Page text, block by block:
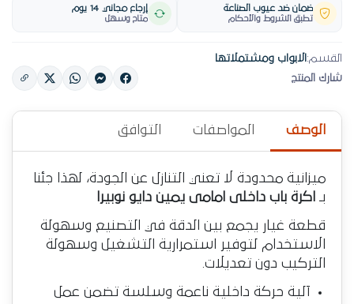
ضمان ضد عيوب الصناعة
تطبق الشروط والأحكام
إرجاع مجاني 14 يوم
متاح وسهل
القسم: الابواب ومشتملاتها
شارك المنتج
الوصف المواصفات التوافق
ميزانية محدودة لا تعني التنازل عن الجودة، لهذا جئنا
بـ اكرة باب داخلى امامى يمين دايو نوبيرا
قطعة غيار يجمع بين الدقة في التصنيع وسهولة
الاستخدام لتوفير استمرارية التشغيل وسهولة
التركيب دون تعديلات.
آلية حركة داخلية ناعمة وسلسة تضمن عمل